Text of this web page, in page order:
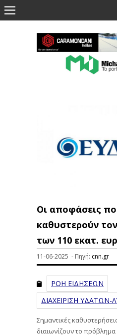
Οι αποφάσεις
καθυστερούν
των 110 εκατ.
11-06-2025 - Πηγή: cnn.gr
ΡΟΗ ΕΙΔΗΣΕΩΝ
ΔΙΑΧΕΙΡΙΣΗ
Σημαντικές
διαιωνίζουν το